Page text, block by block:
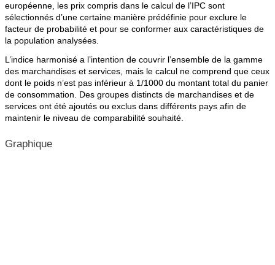
européenne, les prix compris dans le calcul de l’IPC sont
sélectionnés d’une certaine manière prédéfinie pour exclure le
facteur de probabilité et pour se conformer aux caractéristiques de
la population analysées.
L’indice harmonisé a l’intention de couvrir l’ensemble de la gamme
des marchandises et services, mais le calcul ne comprend que ceux
dont le poids n’est pas inférieur à 1/1000 du montant total du panier
de consommation. Des groupes distincts de marchandises et de
services ont été ajoutés ou exclus dans différents pays afin de
maintenir le niveau de comparabilité souhaité.
Graphique